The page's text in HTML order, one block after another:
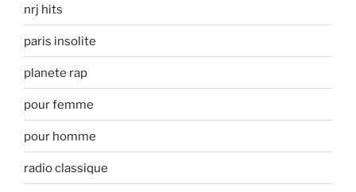
nrj hits
paris insolite
planete rap
pour femme
pour homme
radio classique